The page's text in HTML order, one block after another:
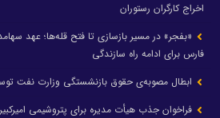
اخراج کارگران رستوران
«بفجر» در مسیر بازسازی تا فتح قله‌ها؛ عهد
فارس برای ادامه راه سازندگی
ابطال مصوبه‌ی حقوق بازنشستگی وزارت نفت
فراخوان جذب هیأت مدیره برای پتروشیمی امیرکبیر